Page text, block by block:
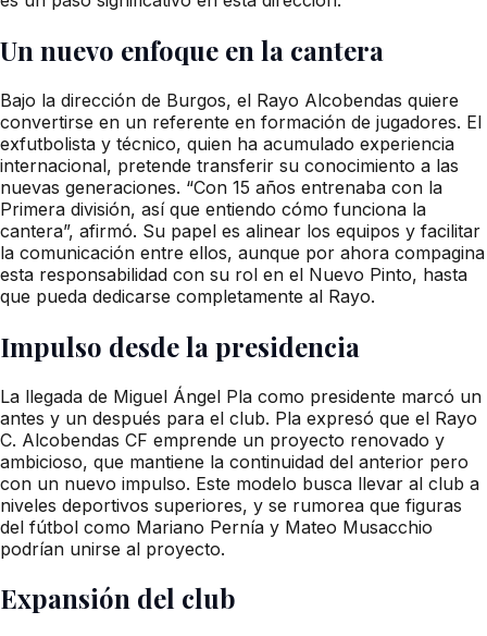
Un nuevo enfoque en la cantera
Bajo la dirección de Burgos, el Rayo Alcobendas quiere
convertirse en un referente en formación de jugadores. El
exfutbolista y técnico, quien ha acumulado experiencia
internacional, pretende transferir su conocimiento a las
nuevas generaciones. “Con 15 años entrenaba con la
Primera división, así que entiendo cómo funciona la
cantera”, afirmó. Su papel es alinear los equipos y facilitar
la comunicación entre ellos, aunque por ahora compagina
esta responsabilidad con su rol en el Nuevo Pinto, hasta
que pueda dedicarse completamente al Rayo.
Impulso desde la presidencia
La llegada de Miguel Ángel Pla como presidente marcó un
antes y un después para el club. Pla expresó que el Rayo
C. Alcobendas CF emprende un proyecto renovado y
ambicioso, que mantiene la continuidad del anterior pero
con un nuevo impulso. Este modelo busca llevar al club a
niveles deportivos superiores, y se rumorea que figuras
del fútbol como Mariano Pernía y Mateo Musacchio
podrían unirse al proyecto.
Expansión del club